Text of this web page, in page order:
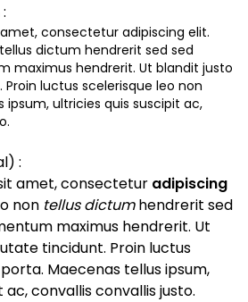
consectetur adipiscing elit.
dictum hendrerit sed sed
maximus hendrerit. Ut blandit justo
luctus scelerisque leo non
ipsum, ultricies quis suscipit ac,
:
amet, consectetur adipiscing
non tellus dictumhendrerit sed
maximus hendrerit. Ut
tincidunt. Proin luctus
Maecenas tellus ipsum,
convallis convallis justo.